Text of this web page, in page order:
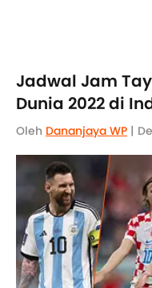
Jadwal Jam
Dunia 2022 di
Oleh Dananjaya WP |